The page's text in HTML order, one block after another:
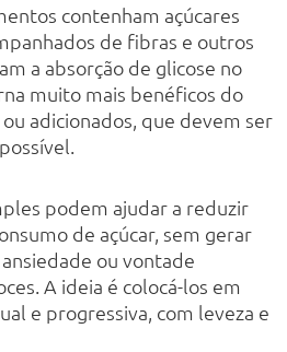
contenham açúcares
de fibras e outros
a absorção de glicose no
muito mais benéficos do
adicionados, que devem ser
podem ajudar a reduzir
de açúcar, sem gerar
ou vontade
A ideia é colocá-los em
e progressiva, com leveza e